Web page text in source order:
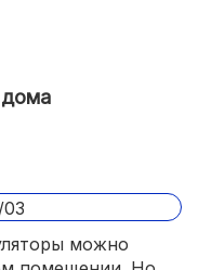
можно